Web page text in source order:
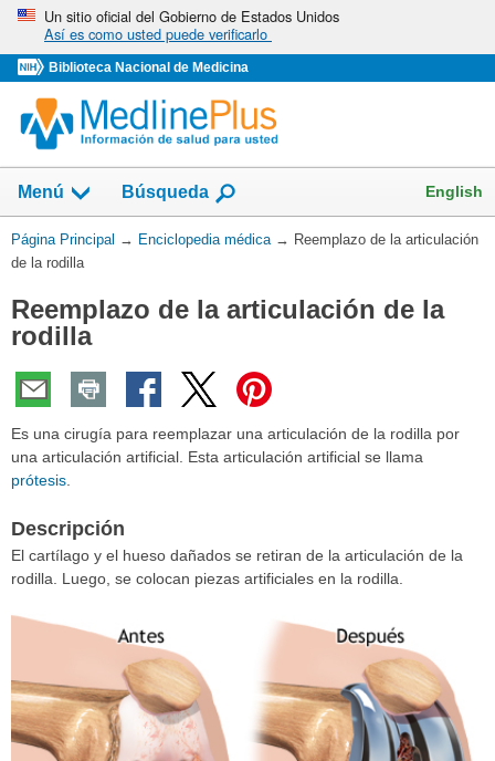
Omita
vaya
al
Contenido
Un sitio oficial del Gobierno de Estados Unidos
Así es como usted puede verificarlo
Biblioteca Nacional de Medicina
Menú Búsqueda English
Usted
está
Página Principal → Enciclopedia médica → Reemplazo de la articulación
de la rodilla
Reemplazo de la articulación de la
rodilla
Es una cirugía para reemplazar una articulación de la rodilla por
una articulación artificial. Esta articulación artificial se llama
prótesis.
Descripción
El cartílago y el hueso dañados se retiran de la articulación de la
rodilla. Luego, se colocan piezas artificiales en la rodilla.